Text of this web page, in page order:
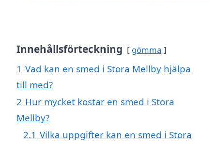
Innehållsförteckning gömma
1 Vad kan en smed i Stora Mellby hjälpa
till med?
2 Hur mycket kostar en smed i Stora
Mellby?
2.1 Vilka uppgifter kan en smed i Stora